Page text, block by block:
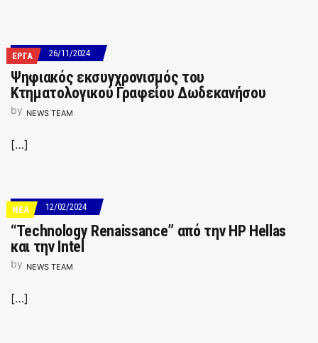
ΕΡΓΑ 26/11/2024
Ψηφιακός εκσυγχρονισμός του
Κτηματολογικού Γραφείου Δωδεκανήσου
by NEWS TEAM
[…]
ΝΕΑ 12/02/2024
“Technology Renaissance” από την HP Hellas
και την Intel
by NEWS TEAM
[…]